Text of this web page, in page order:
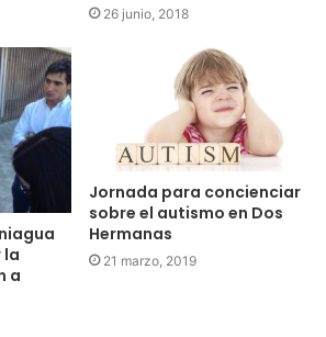
26 junio, 2018
la
a
Jornada para concienciar
sobre el autismo en Dos
Hermanas
21 marzo, 2019